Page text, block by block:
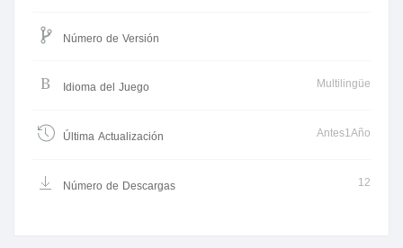
Número de Versión
Idioma del Juego Multilingüe
Última Actualización Antes1Año
Número de Descargas 12